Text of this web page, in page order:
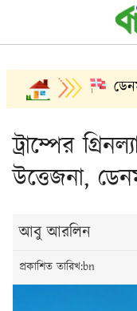
ট্রাম্পের
উত্তেজনা,
আবু আরলিন
প্রকাশিত তারিখ:bn